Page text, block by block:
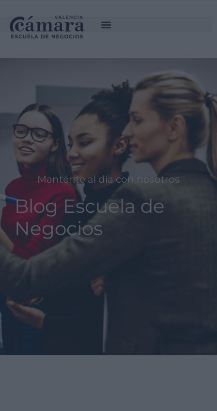
Manténte al día con nosotros
Blog Escuela de
Negocios